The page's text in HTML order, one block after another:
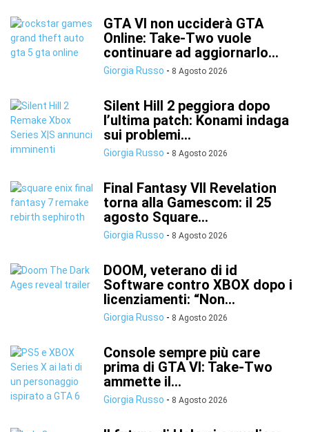
GTA VI non ucciderà GTA
Online: Take-Two vuole
continuare ad aggiornarlo...
Giorgia Russo - 8 Agosto 2026
Silent Hill 2 peggiora dopo
l’ultima patch: Konami indaga
sui problemi...
Giorgia Russo - 8 Agosto 2026
Final Fantasy VII Revelation
torna alla Gamescom: il 25
agosto Square...
Giorgia Russo - 8 Agosto 2026
DOOM, veterano di id
Software contro XBOX dopo i
licenziamenti: “Non...
Giorgia Russo - 8 Agosto 2026
Console sempre più care
prima di GTA VI: Take-Two
ammette il...
Giorgia Russo - 8 Agosto 2026